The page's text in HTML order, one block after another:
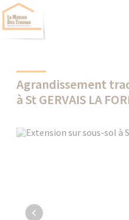
Agrandissement
à St GERVAIS LA